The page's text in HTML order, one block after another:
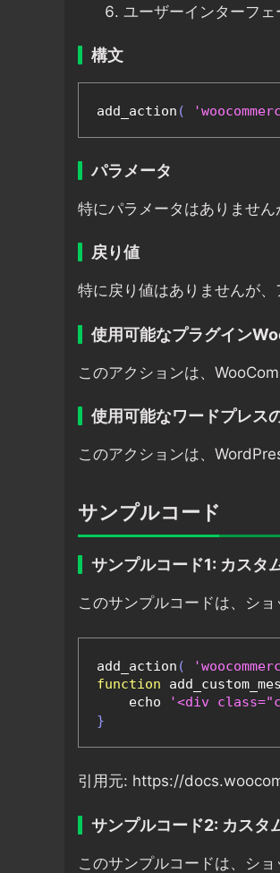
ユーザーインターフ
構文
add_action (
パラメータ
特にパラメータはありませ
戻り値
特に戻り値はありませんが
使用可能なプラグイン
このアクションは、
使用可能なワードプレス
このアクションは、
サンプルコード
サンプルコード1: カスタ
このサンプルコードは、シ
add_action (
function
    echo
'<div
}
引用元: https://
サンプルコード2: カスタ
このサンプルコードは、シ